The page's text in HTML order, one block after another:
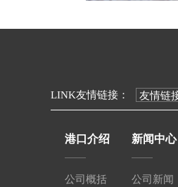
LINK友情链接：
港口介绍
公司概括
新闻中心
公司新闻